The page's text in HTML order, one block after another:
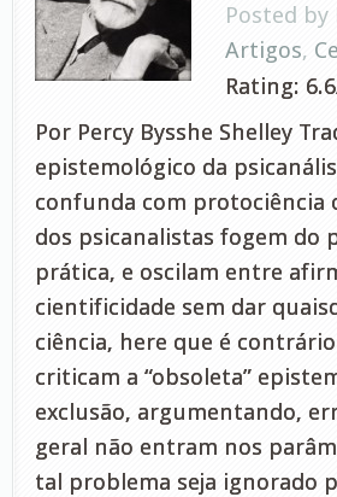
Posted by
Artigos,
Rating:
Por Percy Bysshe Shelley
epistemológico da
confunda com protociência
dos psicanalistas fogem do
prática, e oscilam entre
cientificidade sem dar
ciência, here que é
criticam a “obsoleta”
exclusão, argumentando,
geral não entram nos
tal problema seja ignorado